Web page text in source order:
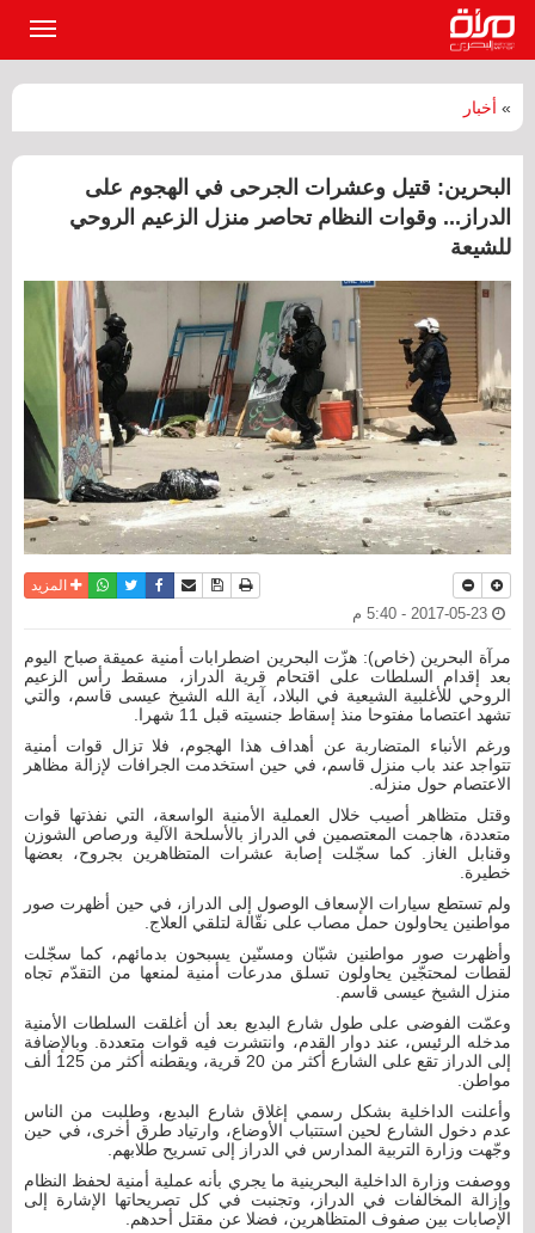
» أخبار
البحرين: قتيل وعشرات الجرحى في الهجوم على
الدراز... وقوات النظام تحاصر منزل الزعيم الروحي
للشيعة
نسخة للطباعة
حفظ الموضوع
أرسل الى صديق
فيسبوكتويترواتسابالمزيد
مرآة البحرين (خاص): هزّت البحرين اضطرابات أمنية عميقة صباح اليوم
بعد إقدام السلطات على اقتحام قرية الدراز، مسقط رأس الزعيم
الروحي للأغلبية الشيعية في البلاد، آية الله الشيخ عيسى قاسم، والتي
تشهد اعتصاما مفتوحا منذ إسقاط جنسيته قبل 11 شهرا.
ورغم الأنباء المتضاربة عن أهداف هذا الهجوم، فلا تزال قوات أمنية
تتواجد عند باب منزل قاسم، في حين استخدمت الجرافات لإزالة مظاهر
الاعتصام حول منزله.
وقتل متظاهر أصيب خلال العملية الأمنية الواسعة، التي نفذتها قوات
متعددة، هاجمت المعتصمين في الدراز بالأسلحة الآلية ورصاص الشوزن
وقنابل الغاز. كما سجّلت إصابة عشرات المتظاهرين بجروح، بعضها
خطيرة.
ولم تستطع سيارات الإسعاف الوصول إلى الدراز، في حين أظهرت صور
مواطنين يحاولون حمل مصاب على نقّالة لتلقي العلاج.
وأظهرت صور مواطنين شبّان ومسنّين يسبحون بدمائهم، كما سجّلت
لقطات لمحتجّين يحاولون تسلق مدرعات أمنية لمنعها من التقدّم تجاه
منزل الشيخ عيسى قاسم.
وعمّت الفوضى على طول شارع البديع بعد أن أغلقت السلطات الأمنية
مدخله الرئيس، عند دوار القدم، وانتشرت فيه قوات متعددة. وبالإضافة
إلى الدراز تقع على الشارع أكثر من 20 قرية، ويقطنه أكثر من 125 ألف
مواطن.
وأعلنت الداخلية بشكل رسمي إغلاق شارع البديع، وطلبت من الناس
عدم دخول الشارع لحين استتباب الأوضاع، وارتياد طرق أخرى، في حين
وجّهت وزارة التربية المدارس في الدراز إلى تسريح طلابهم.
ووصفت وزارة الداخلية البحرينية ما يجري بأنه عملية أمنية لحفظ النظام
وإزالة المخالفات في الدراز، وتجنبت في كل تصريحاتها الإشارة إلى
الإصابات بين صفوف المتظاهرين، فضلا عن مقتل أحدهم.